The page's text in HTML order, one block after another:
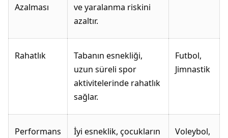
Azalması
ve yaralanma riskini
azaltır.
Rahatlık
Tabanın esnekliği,
uzun süreli spor
aktivitelerinde rahatlık
sağlar.
Futbol,
Jimnastik
Performans
İyi esneklik, çocukların
Voleybol,